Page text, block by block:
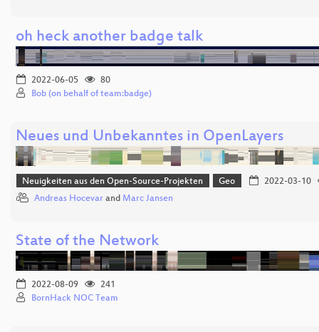
oh heck another badge talk
2022-06-05
80
Bob (on behalf of team:badge)
Neues und Unbekanntes in OpenLayers
Neuigkeiten aus den Open-Source-Projekten Geo
2022-03-10
Andreas Hocevar and Marc Jansen
State of the Network
2022-08-09
241
BornHack NOC Team